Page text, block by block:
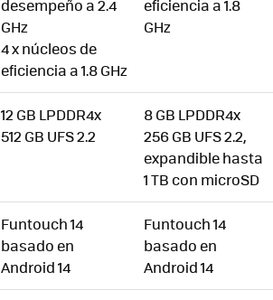
desempeño a 2.4
GHz
4 x núcleos de
eficiencia a 1.8 GHz
eficiencia a 1.8
GHz
12 GB LPDDR4x
512 GB UFS 2.2
8 GB LPDDR4x
256 GB UFS 2.2,
expandible hasta
1 TB con microSD
Funtouch 14
basado en
Android 14
Funtouch 14
basado en
Android 14